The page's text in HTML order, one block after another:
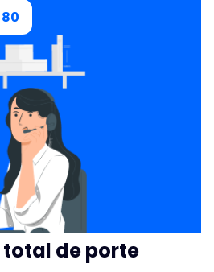
80
de porte